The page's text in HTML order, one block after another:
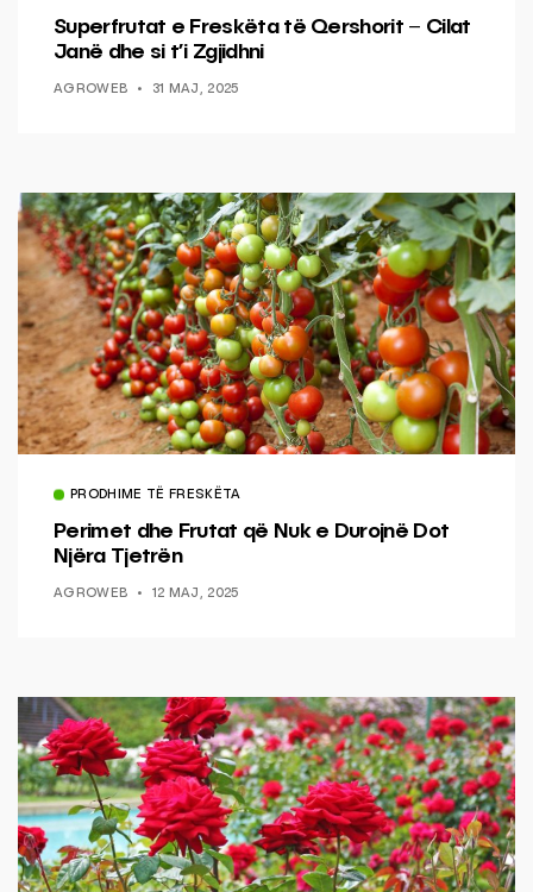
Superfrutat e Freskëta të Qershorit – Cilat
Janë dhe si t’i Zgjidhni
AGROWEB 31 MAJ, 2025
PRODHIME TË FRESKËTA
Perimet dhe Frutat që Nuk e Durojnë Dot
Njëra Tjetrën
AGROWEB 12 MAJ, 2025